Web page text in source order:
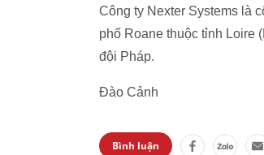
Công ty Nexter Systems là
phố Roane thuộc tỉnh Loire
đội Pháp.
Đào Cảnh
Bình luận